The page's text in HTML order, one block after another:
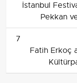
İstanbul
Pekkan
7
Fatih Erkoç